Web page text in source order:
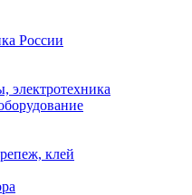
России
электротехника
клей